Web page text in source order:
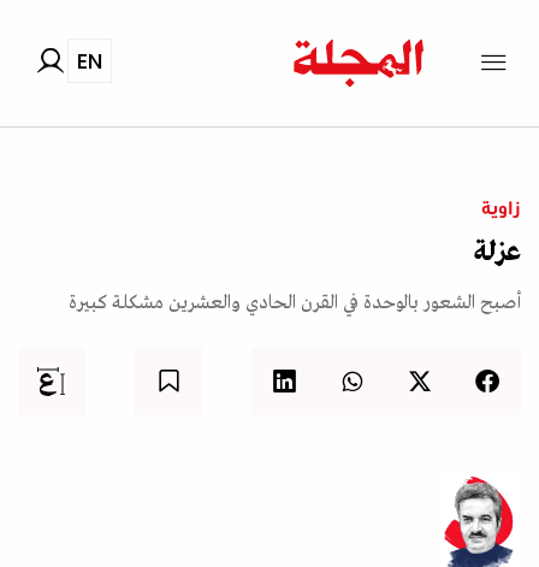
EN
زاوية
عزلة
أصبح الشعور بالوحدة في القرن الحادي والعشرين مشكلة كبيرة